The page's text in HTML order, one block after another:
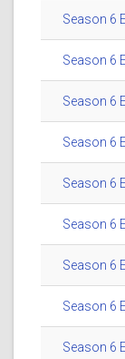
Season 6
Season 6
Season 6
Season 6
Season 6
Season 6
Season 6
Season 6
Season 6